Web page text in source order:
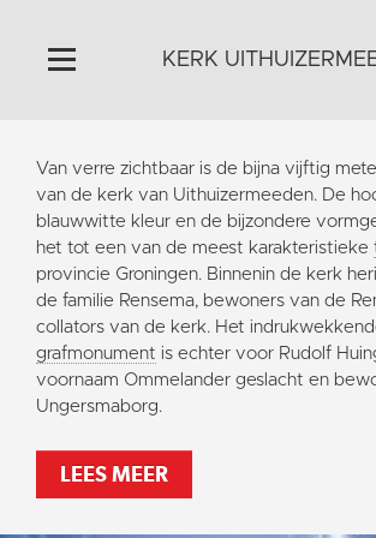
Home
Algemeen
Historie
Omgeving
Activiteiten
Doneer
Contact
KERK
Van verre zichtbaar is de bijna vijftig
van de kerk van Uithuizermeeden. De
blauwwitte kleur en de bijzondere
het tot een van de meest karakteristieke
provincie Groningen. Binnenin de kerk
de familie Rensema, bewoners van de
collators van de kerk. Het
grafmonument is echter voor Rudolf
voornaam Ommelander geslacht en
Ungersmaborg.
LEES MEER